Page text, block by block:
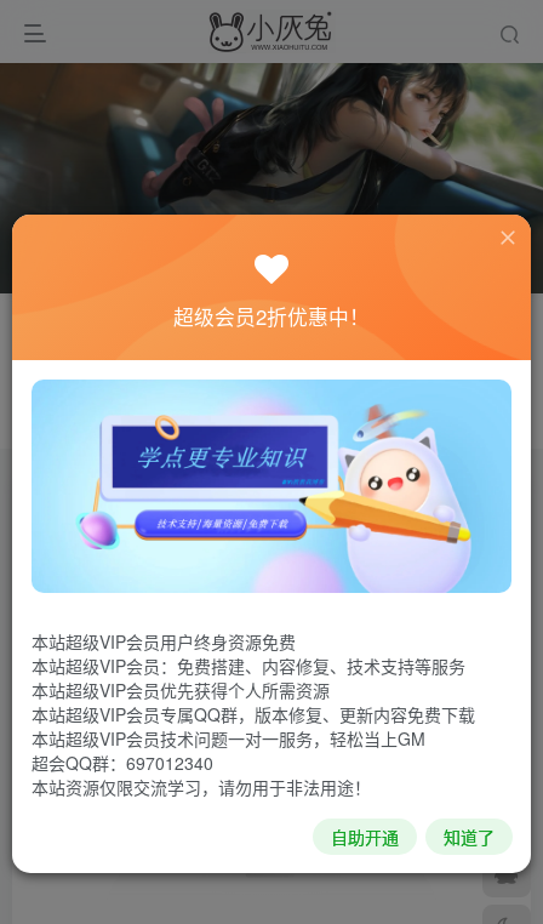
Aa888888
愿我们，都有能力爱自己，有余力爱别人
收藏0 评论0 粉丝0
排序
超级会员2折优惠中！
本站超级VIP会员用户终身资源免费
本站超级VIP会员：免费搭建、内容修复、技术支持等服务
本站超级VIP会员优先获得个人所需资源
本站超级VIP会员专属QQ群，版本修复、更新内容免费下载
本站超级VIP会员技术问题一对一服务，轻松当上GM
超会QQ群：697012340
本站资源仅限交流学习，请勿用于非法用途！
自助开通 知道了